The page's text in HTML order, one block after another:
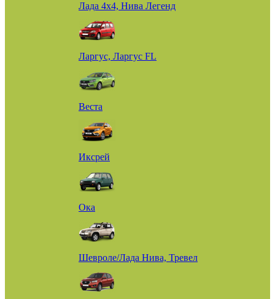
Лада 4х4, Нива Легенд
Ларгус, Ларгус FL
Веста
Иксрей
Ока
Шевроле/Лада Нива, Тревел